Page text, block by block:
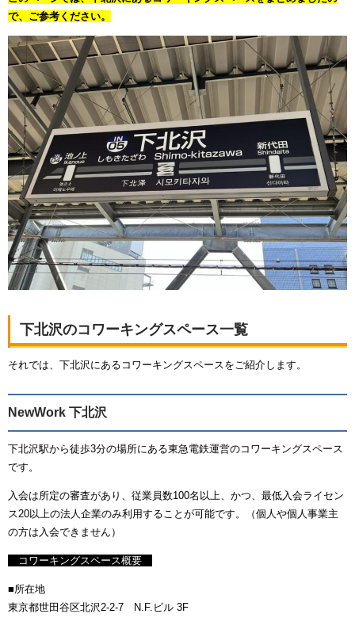
で、ご参考ください。
下北沢のコワーキングスペース一覧
それでは、下北沢にあるコワーキングスペースをご紹介します。
NewWork 下北沢
下北沢駅から徒歩3分の場所にある東急電鉄運営のコワーキングスペース
です。
入会は所定の審査があり、従業員数100名以上、かつ、最低入会ライセン
ス20以上の法人企業のみ利用することが可能です。（個人や個人事業主
の方は入会できません）
コワーキングスペース概要
■所在地
東京都世田谷区北沢2-2-7 N.F.ビル 3F